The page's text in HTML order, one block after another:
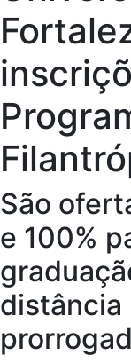
São
e 100%
distância